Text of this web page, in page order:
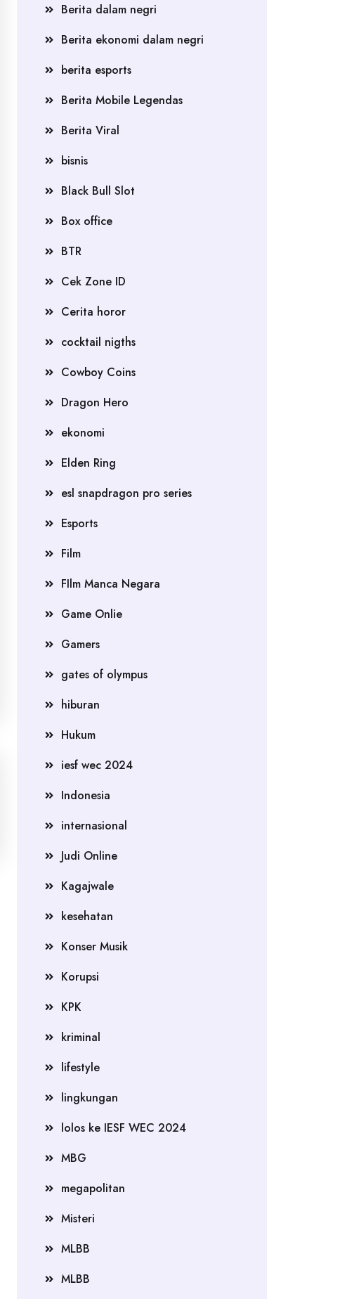
Berita dalam negri
Berita ekonomi dalam negri
berita esports
Berita Mobile Legendas
Berita Viral
bisnis
Black Bull Slot
Box office
BTR
Cek Zone ID
Cerita horor
cocktail nigths
Cowboy Coins
Dragon Hero
ekonomi
Elden Ring
esl snapdragon pro series
Esports
Film
FIlm Manca Negara
Game Onlie
Gamers
gates of olympus
hiburan
Hukum
iesf wec 2024
Indonesia
internasional
Judi Online
Kagajwale
kesehatan
Konser Musik
Korupsi
KPK
kriminal
lifestyle
lingkungan
lolos ke IESF WEC 2024
MBG
megapolitan
Misteri
MLBB
MLBB